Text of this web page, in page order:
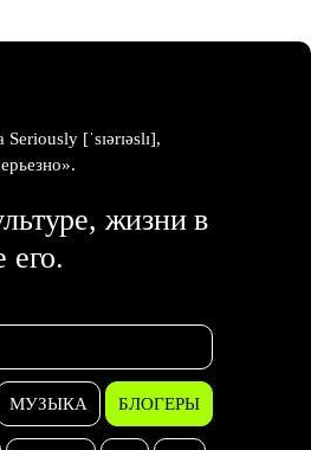
[ˈsɪərɪəslɪ],
жизни в
его.
МУЗЫКА БЛОГЕРЫ